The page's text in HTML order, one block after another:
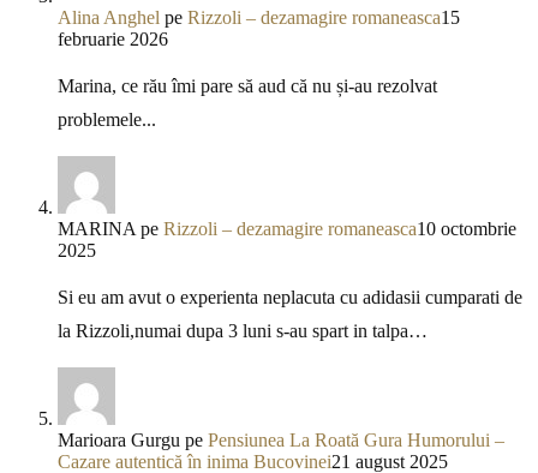
Alina Anghel pe Rizzoli – dezamagire romaneasca15
februarie 2026
Marina, ce rău îmi pare să aud că nu și-au rezolvat
problemele...
MARINA pe Rizzoli – dezamagire romaneasca10 octombrie
2025
Si eu am avut o experienta neplacuta cu adidasii cumparati de
la Rizzoli,numai dupa 3 luni s-au spart in talpa…
Marioara Gurgu pe Pensiunea La Roată Gura Humorului –
Cazare autentică în inima Bucovinei21 august 2025